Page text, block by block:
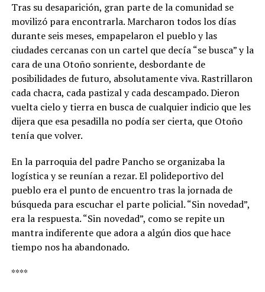
Tras su desaparición, gran parte de la comunidad se
movilizó para encontrarla. Marcharon todos los días
durante seis meses, empapelaron el pueblo y las
ciudades cercanas con un cartel que decía “se busca” y la
cara de una Otoño sonriente, desbordante de
posibilidades de futuro, absolutamente viva. Rastrillaron
cada chacra, cada pastizal y cada descampado. Dieron
vuelta cielo y tierra en busca de cualquier indicio que les
dijera que esa pesadilla no podía ser cierta, que Otoño
tenía que volver.
En la parroquia del padre Pancho se organizaba la
logística y se reunían a rezar. El polideportivo del
pueblo era el punto de encuentro tras la jornada de
búsqueda para escuchar el parte policial. “Sin novedad”,
era la respuesta. “Sin novedad”, como se repite un
mantra indiferente que adora a algún dios que hace
tiempo nos ha abandonado.
****